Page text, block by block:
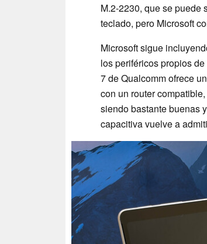
M.2-2230, que se puede
teclado, pero Microsoft
Microsoft sigue
los periféricos propios
7 de Qualcomm ofrece
con un router
siendo bastante buenas
capacitiva vuelve a